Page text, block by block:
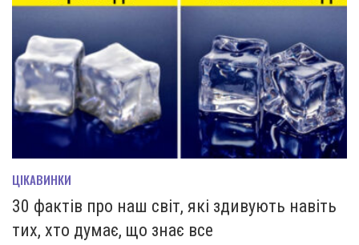
ЦІКАВИНКИ
30 фактів про наш світ, які здивують навіть
тих, хто думає, що знає все